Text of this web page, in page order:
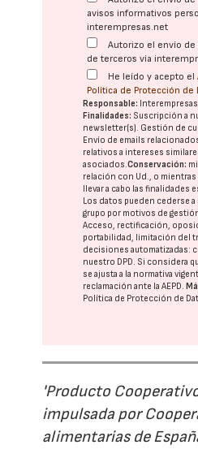
avisos informativos
interempresas.net
Autorizo el envío
de terceros vía
He leído y acepto el
Política de Protección de
Responsable:
Finalidades: Suscripción a
newsletter(s). Gestión de
Envío de emails
relativos a intereses
asociados.Conservación:
relación con Ud., o mientras
llevar a cabo las finalidades
Los datos pueden cederse a
grupo por motivos de
Acceso, rectificación,
portabilidad, limitación del
decisiones automatizadas:
nuestro DPD. Si considera
se ajusta a la normativa
reclamación ante laAEPD.
Política de Protección de
'Producto
impulsada por
alimentarias de